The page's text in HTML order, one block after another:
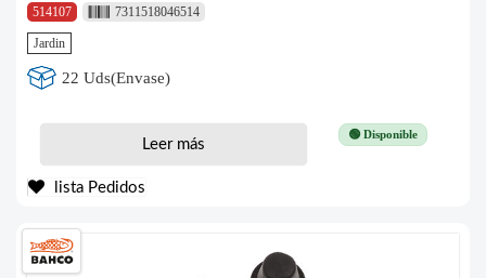
514107
7311518046514
Jardin
22 Uds(Envase)
🟢 Disponible
Leer más
lista Pedidos